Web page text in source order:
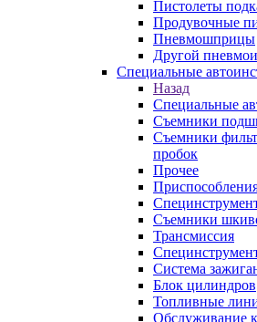
Пистолеты
Продувочные
Пневмошприцы
Другой
Специальные
Назад
Специальные
Съемники
Съемники
пробок
Прочее
Съемники
Трансмиссия
Система
Блок цилиндров
Топливные
Обслуживание